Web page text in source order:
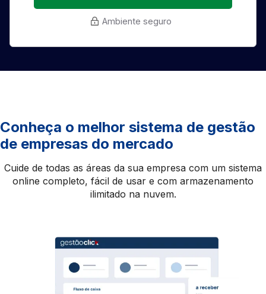
Ambiente seguro
Conheça o melhor sistema de gestão
de empresas do mercado
Cuide de todas as áreas da sua empresa com um sistema
online completo, fácil de usar e com armazenamento
ilimitado na nuvem.